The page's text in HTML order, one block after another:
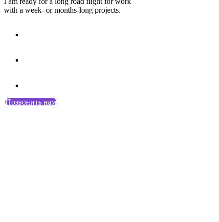
with a week- or months-long projects.
Позвонить нам